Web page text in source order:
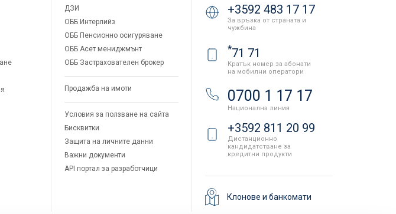
ДЗИ
ОББ Интерлийз
ОББ Пенсионно осигуряване
ОББ Асет мениджмънт
ОББ Застрахователен брокер
Продажба на имоти
Условия за ползване на сайта
Бисквитки
Защита на личните данни
Важни документи
API портал за разработчици
+3592 483 17 17
За връзка от страната и
чужбина
*71 71
Кратък номер за абонати
на мобилни оператори
0700 1 17 17
Национална линия
+3592 811 20 99
Дистанционно
кандидатстване за
кредитни продукти
Клонове и банкомати